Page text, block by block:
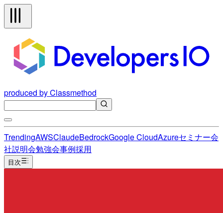
produced by Classmethod
TrendingAWSClaudeBedrockGoogle CloudAzureセミナー会
社説明会勉強会事例採用
目次